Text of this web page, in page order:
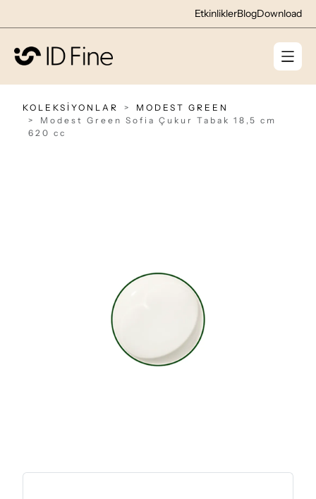
EtkinliklerBlogDownload
KOLEKSİYONLAR
MODEST GREEN
Modest Green Sofia Çukur Tabak 18,5 cm
620 cc